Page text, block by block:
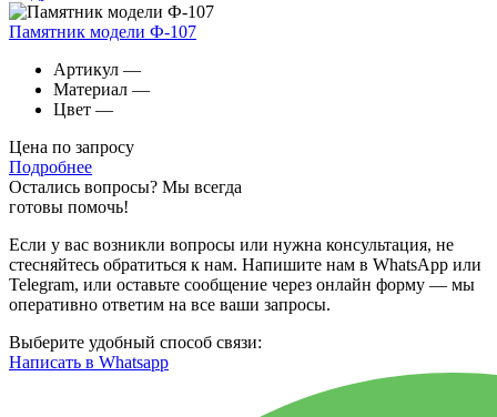
Памятник модели Ф-107
Артикул —
Материал —
Цвет —
Цена по запросу
Подробнее
Остались вопросы? Мы всегда
готовы помочь!
Если у вас возникли вопросы или нужна консультация, не
стесняйтесь обратиться к нам. Напишите нам в WhatsApp или
Telegram, или оставьте сообщение через онлайн форму — мы
оперативно ответим на все ваши запросы.
Выберите удобный способ связи:
Написать в Whatsapp